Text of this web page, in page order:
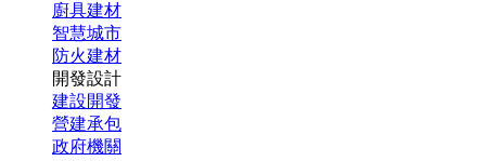
廚具建材
智慧城市
防火建材
開發設計
建設開發
營建承包
政府機關